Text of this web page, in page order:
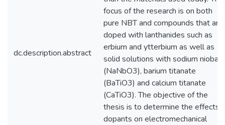
dc.description.abstract
focus of the research is on both
pure NBT and compounds that are
doped with lanthanides such as
erbium and ytterbium as well as
solid solutions with sodium
(NaNbO3), barium titanate
(BaTiO3) and calcium titanate
(CaTiO3). The objective of the
thesis is to determine the effects
dopants on electromechanical